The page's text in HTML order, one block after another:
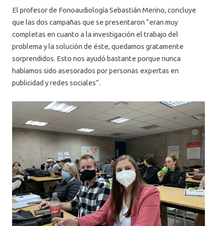
El profesor de Fonoaudiología Sebastián Merino, concluye
que las dos campañas que se presentaron “eran muy
completas en cuanto a la investigación el trabajo del
problema y la solución de éste, quedamos gratamente
sorprendidos. Esto nos ayudó bastante porque nunca
habíamos sido asesorados por personas expertas en
publicidad y redes sociales”.